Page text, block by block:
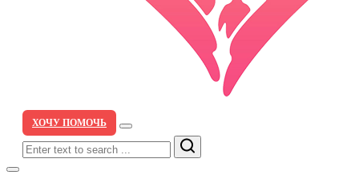
ХОЧУ ПОМОЧЬ
Search